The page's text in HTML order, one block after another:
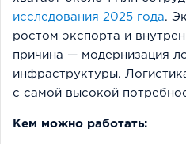
исследования 2025 года.
ростом экспорта и
причина — модернизация
инфраструктуры.
с самой высокой
Кем можно работать: